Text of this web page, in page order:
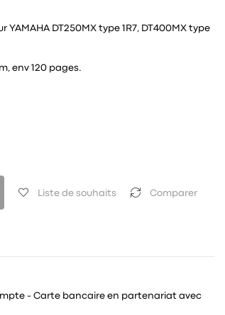
DT250MX type 1R7, DT400MX type
env 120 pages.
Liste de souhaits Comparer
- Carte bancaire en partenariat avec